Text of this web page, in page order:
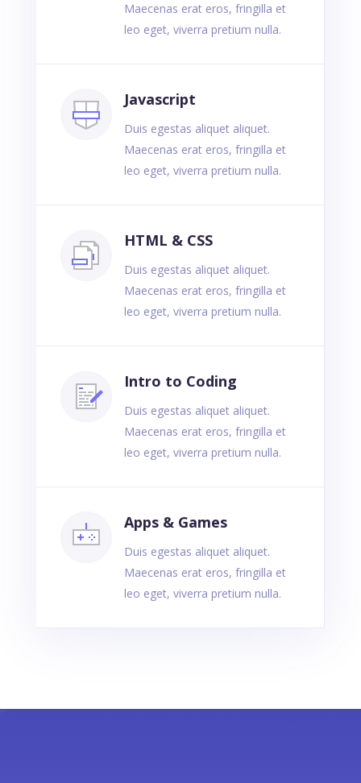
Maecenas erat eros, fringilla et
leo eget, viverra pretium nulla.
Javascript
Duis egestas aliquet aliquet.
Maecenas erat eros, fringilla et
leo eget, viverra pretium nulla.
HTML & CSS
Duis egestas aliquet aliquet.
Maecenas erat eros, fringilla et
leo eget, viverra pretium nulla.
Intro to Coding
Duis egestas aliquet aliquet.
Maecenas erat eros, fringilla et
leo eget, viverra pretium nulla.
Apps & Games
Duis egestas aliquet aliquet.
Maecenas erat eros, fringilla et
leo eget, viverra pretium nulla.